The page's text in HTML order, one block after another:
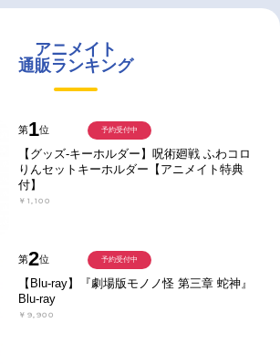
アニメイト
通販ランキング
第1位
【グッズ-キーホルダー】呪術廻戦 ふわコロ
りんセットキーホルダー【アニメイト特典
付】
￥1,100
予約受付中
第2位
【Blu-ray】『劇場版モノノ怪 第三章 蛇神』
Blu-ray
￥9,900
予約受付中